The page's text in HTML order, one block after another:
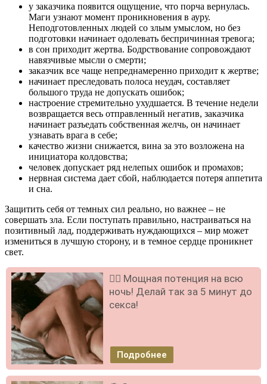
у заказчика появится ощущение, что порча вернулась.
Маги узнают момент проникновения в ауру.
Неподготовленных людей со злым умыслом, но без
подготовки начинает одолевать беспричинная тревога;
в сон приходит жертва. Бодрствование сопровождают
навязчивые мысли о смерти;
заказчик все чаще непреднамеренно приходит к жертве;
начинает преследовать полоса неудач, составляет
большого труда не допускать ошибок;
настроение стремительно ухудшается. В течение недели
возвращается весь отправленный негатив, заказчика
начинает разъедать собственная желчь, он начинает
узнавать врага в себе;
качество жизни снижается, вина за это возложена на
инициатора колдовства;
человек допускает ряд нелепых ошибок и промахов;
нервная система дает сбой, наблюдается потеря аппетита
и сна.
Защитить себя от темных сил реально, но важнее – не
совершать зла. Если поступать правильно, настраиваться на
позитивный лад, поддерживать нуждающихся – мир может
измениться в лучшую сторону, и в темное сердце проникнет
свет.
❤️‍🔥 Мощная потенция на всю
ночь! Делай так за 5 минут до
секса!
Подробнее